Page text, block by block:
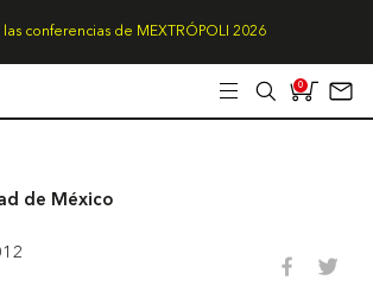
las conferencias de MEXTRÓPOLI 2026
0
de México